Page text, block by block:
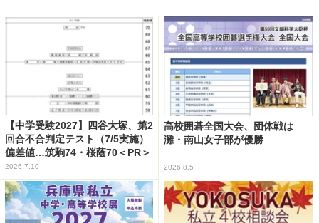
【中学受験2027】四谷大塚、第2
回合不合判定テスト（7/5実施）
偏差値…筑駒74・桜蔭70＜PR＞
2026.7.10
高校囲碁全国大会、団体戦は
灘・南山女子部が優勝
2026.8.5